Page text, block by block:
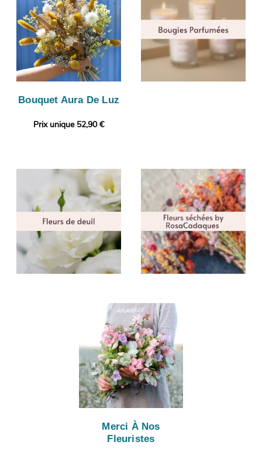
Bouquet Aura De Luz
Prix unique 52,90 €
Merci À Nos
Fleuristes